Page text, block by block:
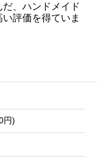
、ハンドメイド
評価を得ていま
円)